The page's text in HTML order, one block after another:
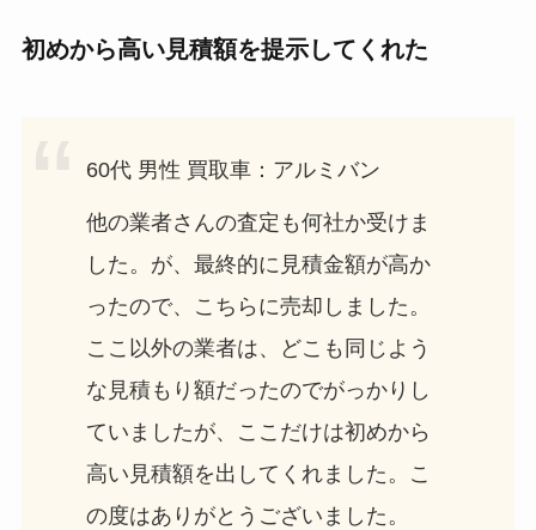
初めから高い見積額を提示してくれた
60代 男性 買取車：アルミバン
他の業者さんの査定も何社か受けま
した。が、最終的に見積金額が高か
ったので、こちらに売却しました。
ここ以外の業者は、どこも同じよう
な見積もり額だったのでがっかりし
ていましたが、ここだけは初めから
高い見積額を出してくれました。こ
の度はありがとうございました。